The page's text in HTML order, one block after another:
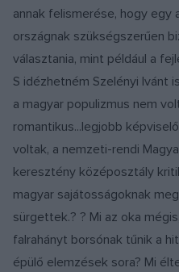
annak felismerése, hogy egy
országnak szükségszerűen
választania, mint például a
S idézhetném Szelényi Ivánt
a magyar populizmus nem
romantikus...legjobb
voltak, a nemzeti-rendi
keresztény középosztály
magyar sajátosságoknak
sürgettek.? ? Mi az oka
falrahányt borsónak tűnik a
épülő elemzések sora? Mi